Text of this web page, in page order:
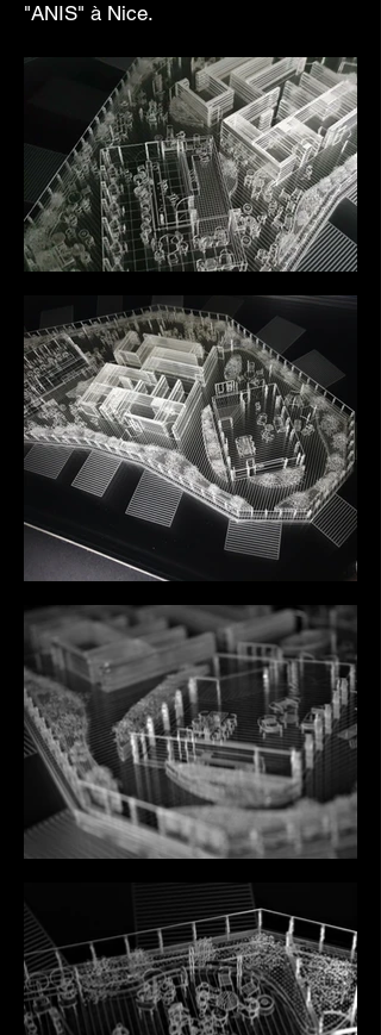
"ANIS" à Nice.